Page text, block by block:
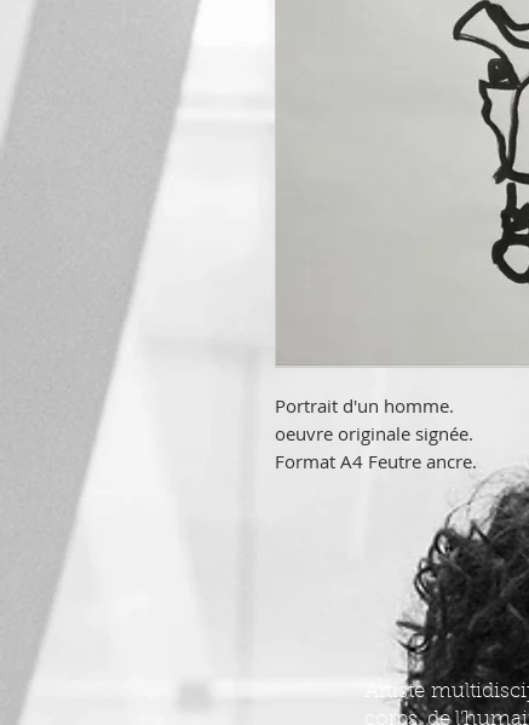
Portrait d'un homme.
oeuvre originale signée.
Format A4 Feutre ancre.
Artiste
corps, de